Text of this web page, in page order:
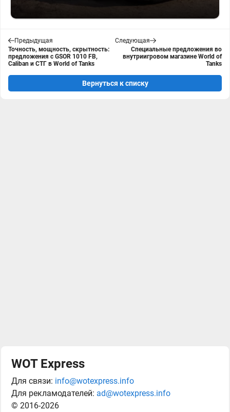
Предыдущая
Точность, мощность, скрытность:
предложения c GSOR 1010 FB,
Caliban и СТГ в World of Tanks
Следующая
Специальные предложения во
внутриигровом магазине World of
Tanks
Вернуться к списку
WOT Express
Для связи: info@wotexpress.info
Для рекламодателей: ad@wotexpress.info
© 2016-2026